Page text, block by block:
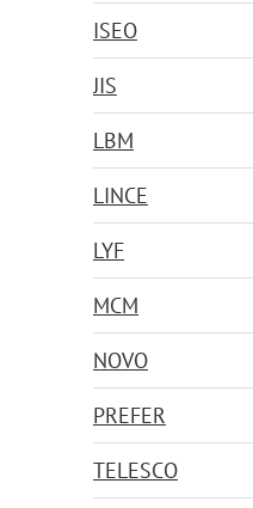
ISEO
JIS
LBM
LINCE
LYF
MCM
NOVO
PREFER
TELESCO